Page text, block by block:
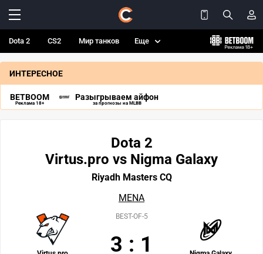
Dota 2 CS2 Мир танков Еще
ИНТЕРЕСНОЕ
BETBOOM
Реклама 18+
Разыгрываем айфон
за прогнозы на MLBB
Dota 2
Virtus.pro vs Nigma Galaxy
Riyadh Masters CQ
MENA
BEST-OF-5
3 : 1